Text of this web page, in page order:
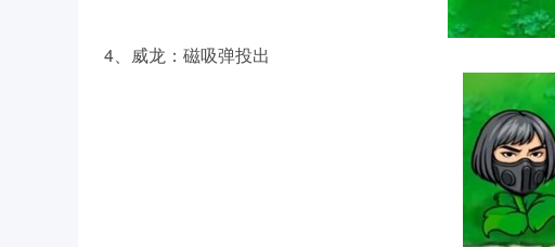
4、威龙：磁吸弹投出